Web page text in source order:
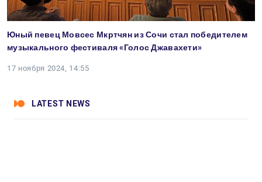
Юный певец Мовсес Мкртчян из Сочи стал победителем
музыкального фестиваля «Голос Джавахети»
17 ноября 2024, 14:55
LATEST NEWS